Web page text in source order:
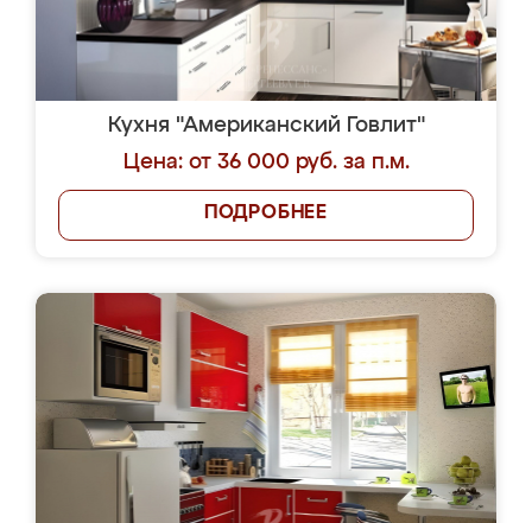
Кухня "Американский Говлит"
Цена: от 36 000 руб. за п.м.
ПОДРОБНЕЕ